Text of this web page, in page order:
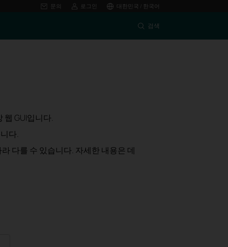
문의 로그인 대한민국 / 한국어
검색
웹 GUI입니다.
다.
다를 수 있습니다. 자세한 내용은 데